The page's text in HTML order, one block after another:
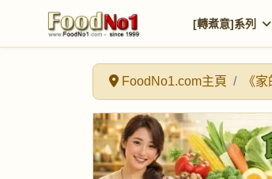
[轉煮意]系列
FoodNo1.com主頁 《